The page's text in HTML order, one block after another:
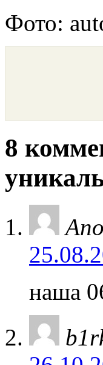
Фото:
8
наша